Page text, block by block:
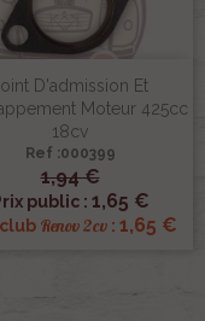
D'admission Et
Moteur 425cc
18cv
Ref :000399
1,94 €
public : 1,65 €
Renov 2cv: 1,65 €